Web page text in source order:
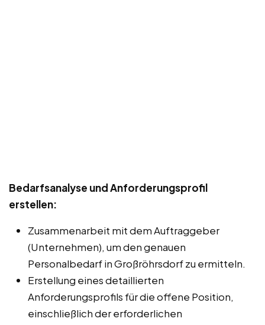
Bedarfsanalyse und Anforderungsprofil
erstellen:
Zusammenarbeit mit dem Auftraggeber
(Unternehmen), um den genauen
Personalbedarf in Großröhrsdorf zu ermitteln.
Erstellung eines detaillierten
Anforderungsprofils für die offene Position,
einschließlich der erforderlichen